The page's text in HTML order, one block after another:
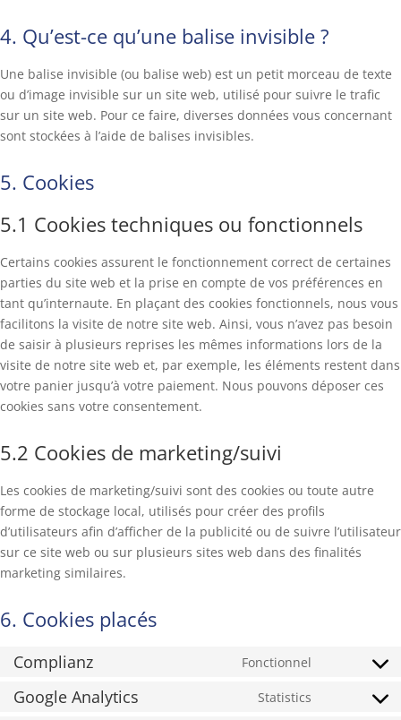
4. Qu’est-ce qu’une balise invisible ?
Une balise invisible (ou balise web) est un petit morceau de texte
ou d’image invisible sur un site web, utilisé pour suivre le trafic
sur un site web. Pour ce faire, diverses données vous concernant
sont stockées à l’aide de balises invisibles.
5. Cookies
5.1 Cookies techniques ou fonctionnels
Certains cookies assurent le fonctionnement correct de certaines
parties du site web et la prise en compte de vos préférences en
tant qu’internaute. En plaçant des cookies fonctionnels, nous vous
facilitons la visite de notre site web. Ainsi, vous n’avez pas besoin
de saisir à plusieurs reprises les mêmes informations lors de la
visite de notre site web et, par exemple, les éléments restent dans
votre panier jusqu’à votre paiement. Nous pouvons déposer ces
cookies sans votre consentement.
5.2 Cookies de marketing/suivi
Les cookies de marketing/suivi sont des cookies ou toute autre
forme de stockage local, utilisés pour créer des profils
d’utilisateurs afin d’afficher de la publicité ou de suivre l’utilisateur
sur ce site web ou sur plusieurs sites web dans des finalités
marketing similaires.
6. Cookies placés
Complianz Fonctionnel
Google Analytics Statistics